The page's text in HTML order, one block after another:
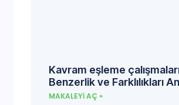
Kavram eşleme
Benzerlik ve Farklılıkları
MAKALEYI AÇ »